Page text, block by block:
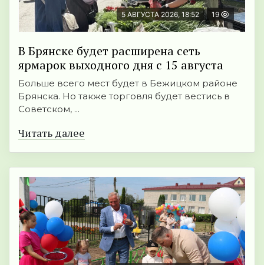
5 АВГУСТА 2026, 18:52 19
В Брянске будет расширена сеть
ярмарок выходного дня с 15 августа
Больше всего мест будет в Бежицком районе
Брянска. Но также торговля будет вестись в
Советском, ...
Читать далее